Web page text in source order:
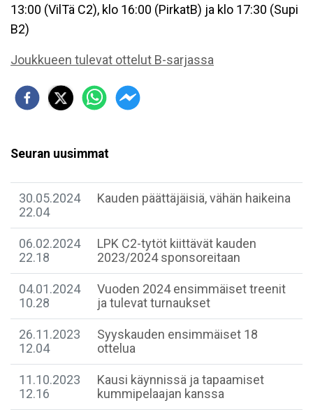
13:00 (VilTä C2), klo 16:00 (PirkatB) ja klo 17:30 (Supi
B2)
Joukkueen tulevat ottelut B-sarjassa
Seuran uusimmat
30.05.2024
22.04
Kauden päättäjäisiä, vähän haikeina
06.02.2024
22.18
LPK C2-tytöt kiittävät kauden
2023/2024 sponsoreitaan
04.01.2024
10.28
Vuoden 2024 ensimmäiset treenit
ja tulevat turnaukset
26.11.2023
12.04
Syyskauden ensimmäiset 18
ottelua
11.10.2023
12.16
Kausi käynnissä ja tapaamiset
kummipelaajan kanssa